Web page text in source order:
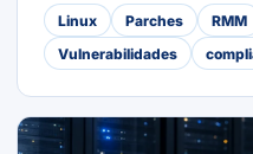
Linux Parches RMM
Vulnerabilidades